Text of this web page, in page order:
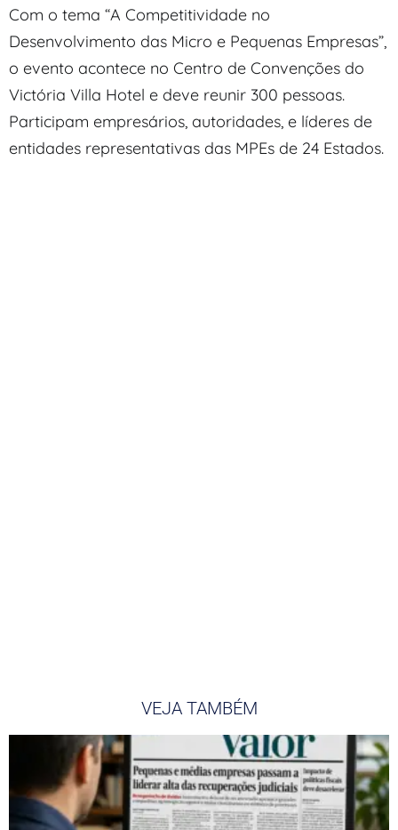
Com o tema “A Competitividade no
Desenvolvimento das Micro e Pequenas Empresas”,
o evento acontece no Centro de Convenções do
Victória Villa Hotel e deve reunir 300 pessoas.
Participam empresários, autoridades, e líderes de
entidades representativas das MPEs de 24 Estados.
VEJA TAMBÉM